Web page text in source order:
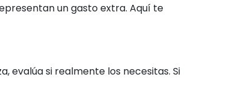
un gasto extra. Aquí te
evalúa si realmente los necesitas. Si